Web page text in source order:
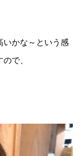
いかな～という感
で、